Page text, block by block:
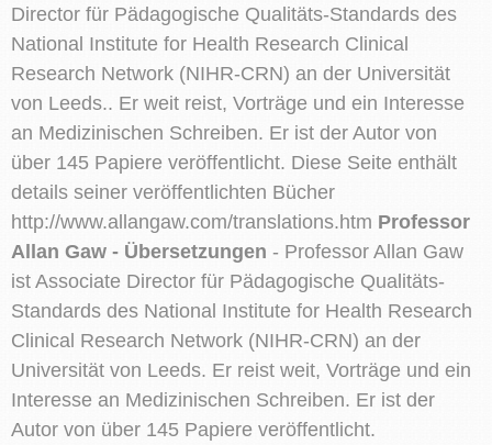
Director für Pädagogische Qualitäts-Standards des
National Institute for Health Research Clinical
Research Network (NIHR-CRN) an der Universität
von Leeds.. Er weit reist, Vorträge und ein Interesse
an Medizinischen Schreiben. Er ist der Autor von
über 145 Papiere veröffentlicht. Diese Seite enthält
details seiner veröffentlichten Bücher
http://www.allangaw.com/translations.htm Professor
Allan Gaw - Übersetzungen - Professor Allan Gaw
ist Associate Director für Pädagogische Qualitäts-
Standards des National Institute for Health Research
Clinical Research Network (NIHR-CRN) an der
Universität von Leeds. Er reist weit, Vorträge und ein
Interesse an Medizinischen Schreiben. Er ist der
Autor von über 145 Papiere veröffentlicht.